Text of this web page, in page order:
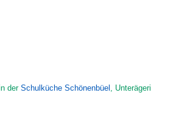
der Schulküche Schönenbüel , Unterägeri